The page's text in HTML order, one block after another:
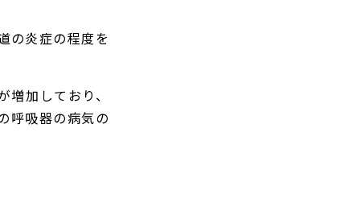
の炎症の程度を
加しており、
呼吸器の病気の